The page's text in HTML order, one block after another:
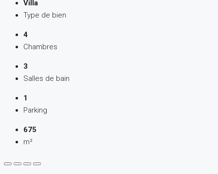
Villa
Type de bien
4
Chambres
3
Salles de bain
1
Parking
675
m²